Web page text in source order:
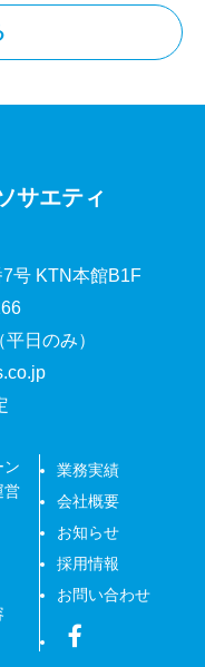
サエティ
号 KTN本館B1F
日のみ）
ン
営
業務実績
会社概要
お知らせ
採用情報
お問い合わせ